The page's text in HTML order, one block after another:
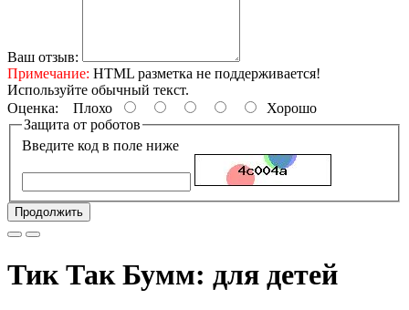
Ваш отзыв:
Примечание: HTML разметка не поддерживается!
Используйте обычный текст.
Оценка: Плохо
Хорошо
Защита от роботов
Введите код в поле ниже
Продолжить
Тик Так Бумм: для детей